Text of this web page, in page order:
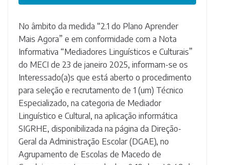
No âmbito da medida “2.1 do Plano Aprender
Mais Agora” e em conformidade com a Nota
Informativa “Mediadores Linguísticos e Culturais”
do MECI de 23 de janeiro 2025, informam-se os
Interessado(a)s que está aberto o procedimento
para seleção e recrutamento de 1 (um) Técnico
Especializado, na categoria de Mediador
Linguístico e Cultural, na aplicação informática
SIGRHE, disponibilizada na página da Direção-
Geral da Administração Escolar (DGAE), no
Agrupamento de Escolas de Macedo de